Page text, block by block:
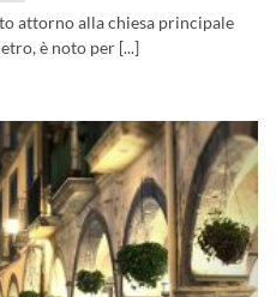
attorno alla chiesa principale
è noto per [...]